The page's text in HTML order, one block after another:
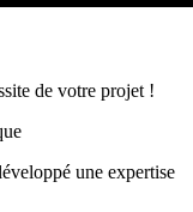
de votre projet !
une expertise